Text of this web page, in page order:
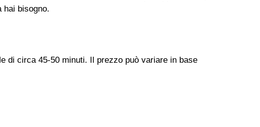
hai bisogno.
di circa 45-50 minuti. Il prezzo può variare in base